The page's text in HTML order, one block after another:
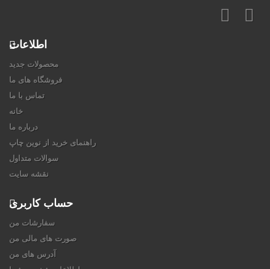
اطلاعات
محصولات جدید
فروشگاه های ما
تماس با ما
خانه
درباره ما
راهنمای خرید از نوین چاپ
سوالات متداول
نقشه سایت
حساب کاربری
سفارشات من
صورت های مالی من
آدرس های من